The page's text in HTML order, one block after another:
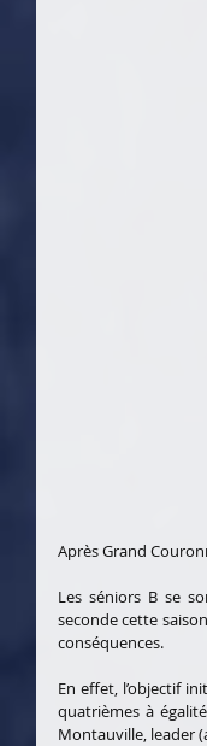
Après Grand
Les séniors B se
seconde cette
conséquences.
En effet, l’objectif
quatrièmes à
Montauville, leader